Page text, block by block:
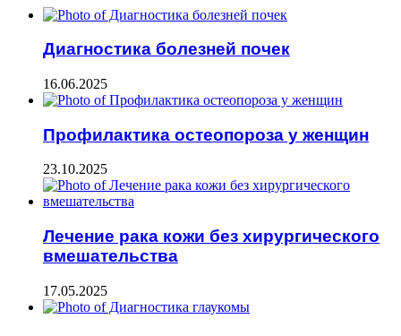
Диагностика болезней почек
16.06.2025
Профилактика остеопороза у женщин
23.10.2025
Лечение рака кожи без хирургического
вмешательства
17.05.2025